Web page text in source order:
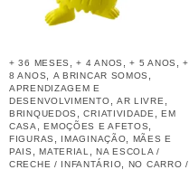
+ 36 MESES ,+ 4 ANOS ,+ 5 ANOS ,+
8 ANOS
A BRINCAR SOMOS
APRENDIZAGEM E
DESENVOLVIMENTO
AR LIVRE
BRINQUEDOS ,CRIATIVIDADE ,EM
CASA
,EMOÇÕES E AFETOS
FIGURAS IMAGINAÇÃO
MÃES E
PAIS
,MATERIAL ,NA ESCOLA /
CRECHE / INFANTÁRIO
NO CARRO /